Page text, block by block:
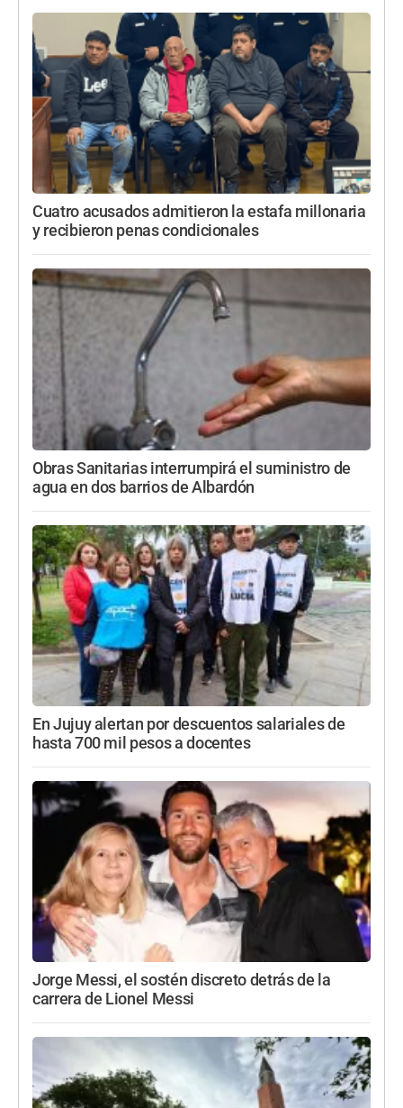
Cuatro acusados admitieron la estafa millonaria
y recibieron penas condicionales
Obras Sanitarias interrumpirá el suministro de
agua en dos barrios de Albardón
En Jujuy alertan por descuentos salariales de
hasta 700 mil pesos a docentes
Jorge Messi, el sostén discreto detrás de la
carrera de Lionel Messi